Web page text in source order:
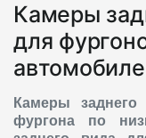
Камеры
для
Камеры заднего
фургона по